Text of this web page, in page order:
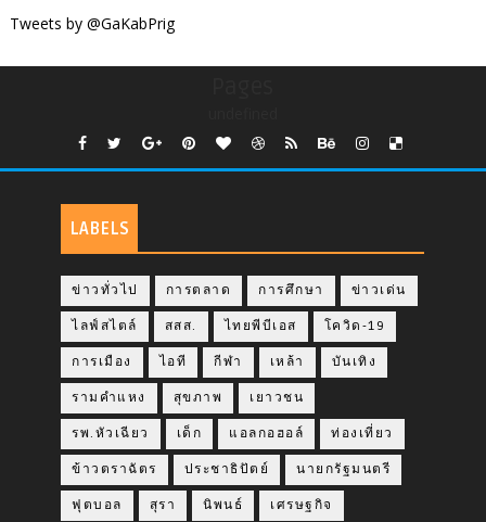
Tweets by @GaKabPrig
LABELS
ข่าวทั่วไป การตลาด การศึกษา ข่าวเด่น
ไลฟ์สไตล์ สสส. ไทยพีบีเอส โควิด-19
การเมือง ไอที กีฬา เหล้า บันเทิง
รามคำแหง สุขภาพ เยาวชน
รพ.หัวเฉียว เด็ก แอลกอฮอล์ ท่องเที่ยว
ข้าวตราฉัตร ประชาธิปัตย์ นายกรัฐมนตรี
ฟุตบอล สุรา นิพนธ์ เศรษฐกิจ